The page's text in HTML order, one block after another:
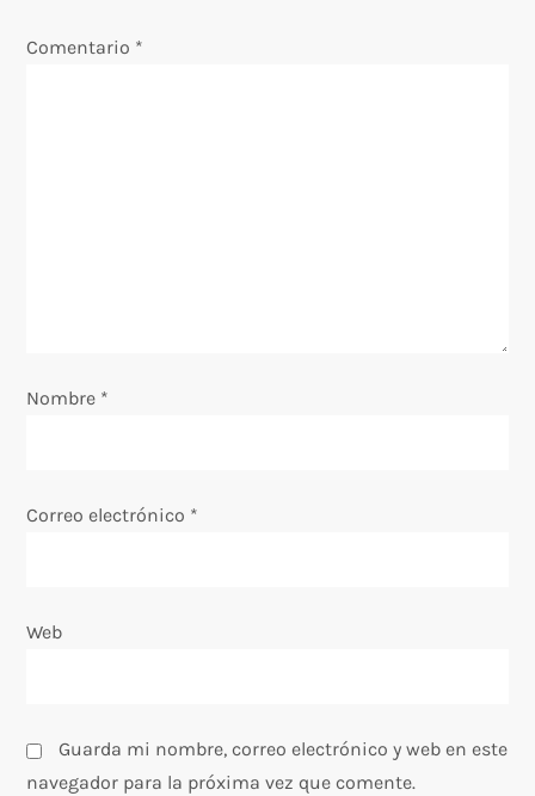
n
r
d
s
Comentario *
Nombre *
Correo electrónico *
Web
Guarda mi nombre, correo electrónico y web en este
navegador para la próxima vez que comente.